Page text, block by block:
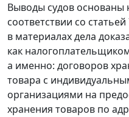
Выводы судов основаны
соответствии со статьей
в материалах дела
как
а именно: договоров
товара с
организациями на
хранения товаров по